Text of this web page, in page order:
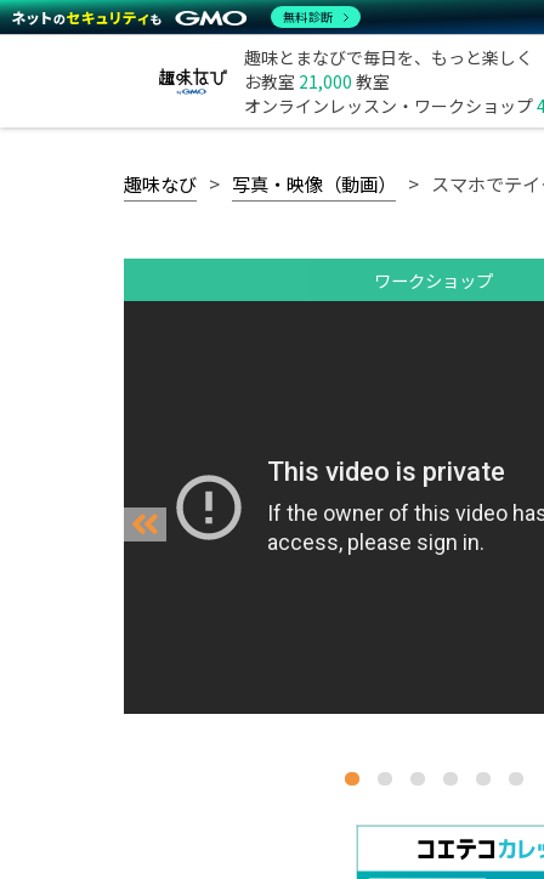
趣味とまなびで毎日を、もっと楽しく
お教室 21,000 教室
オンラインレッスン・ワークショップ
趣味なび 写真・映像（動画） スマホでテ
ワークショップ
無料診断